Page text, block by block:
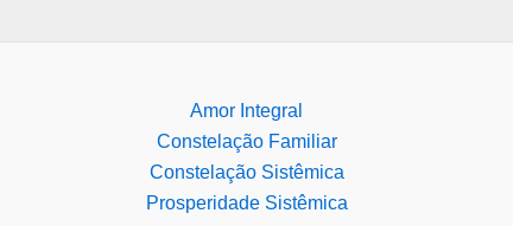
Amor Integral
Constelação Familiar
Constelação Sistêmica
Prosperidade Sistêmica